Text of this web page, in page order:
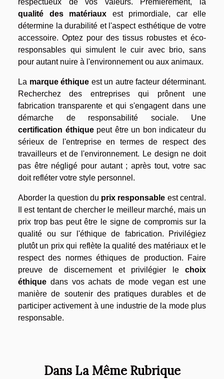
qualité des matériaux est primordiale, car elle
détermine la durabilité et l'aspect esthétique de votre
accessoire. Optez pour des tissus robustes et éco-
responsables qui simulent le cuir avec brio, sans
pour autant nuire à l'environnement ou aux animaux.
La marque éthique est un autre facteur déterminant.
Recherchez des entreprises qui prônent une
fabrication transparente et qui s'engagent dans une
démarche de responsabilité sociale. Une
certification éthiquepeut être un bon indicateur du
sérieux de l'entreprise en termes de respect des
travailleurs et de l'environnement. Le design ne doit
pas être négligé pour autant ; après tout, votre sac
doit refléter votre style personnel.
Aborder la question du prix responsable est central.
Il est tentant de chercher le meilleur marché, mais un
prix trop bas peut être le signe de compromis sur la
qualité ou sur l'éthique de fabrication. Privilégiez
plutôt un prix qui reflète la qualité des matériaux et le
respect des normes éthiques de production. Faire
preuve de discernement et privilégier le choix
éthique dans vos achats de mode vegan est une
manière de soutenir des pratiques durables et de
participer activement à une industrie de la mode plus
responsable.
Dans La Même Rubrique